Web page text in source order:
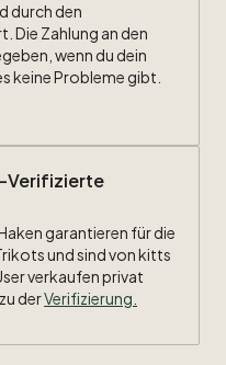
09f4-4d3e-
durch den
Die Zahlung an den
wenn du dein
keine Probleme gibt.
Verifizierte
garantieren für die
und sind von kitts
verkaufen privat
derVerifizierung.